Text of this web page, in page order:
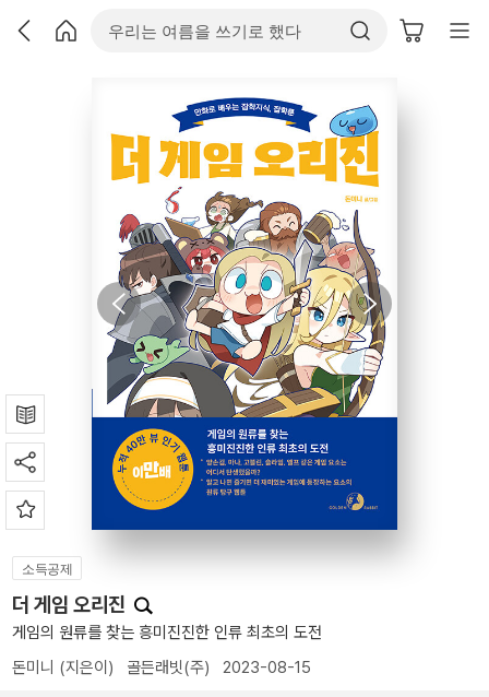
소득공제
더 게임 오리진
게임의 원류를 찾는 흥미진진한 인류 최초의 도전
돈미니 (지은이) 골든래빗(주) 2023-08-15